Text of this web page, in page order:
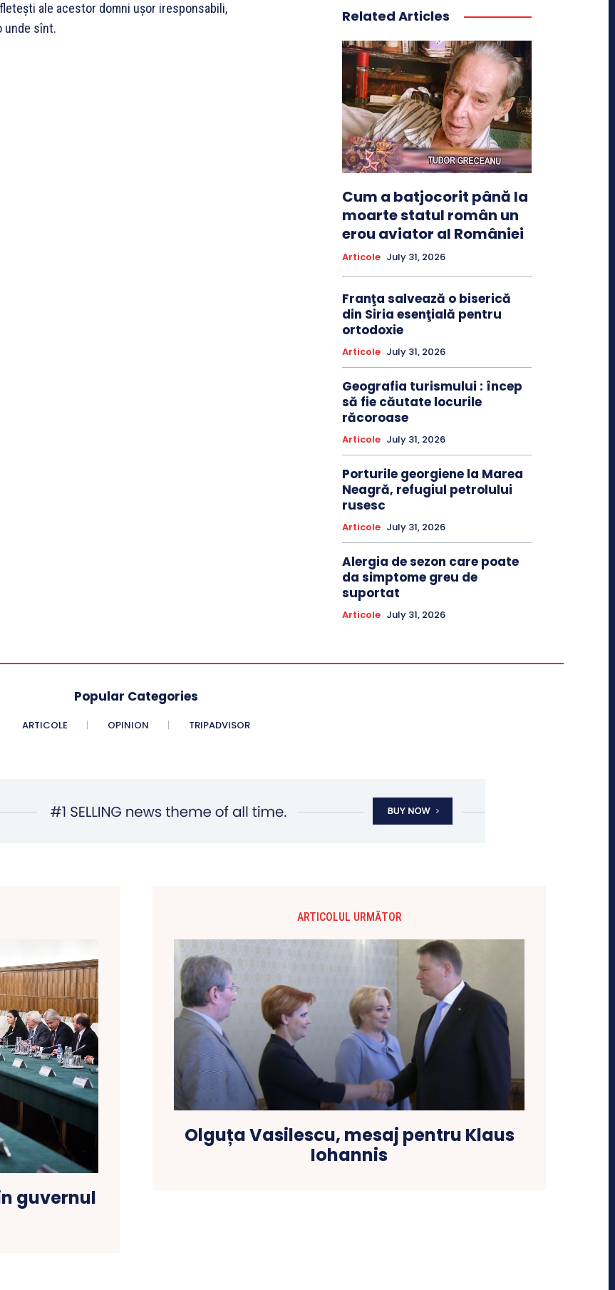
ale acestor domni ușor iresponsabili,
unde sînt.
Related Articles
Cum a batjocorit până la
moarte statul român un
erou aviator al României
Articole July 31, 2026
Franţa salvează o biserică
din Siria esenţială pentru
ortodoxie
Articole July 31, 2026
Geografia turismului : încep
să fie căutate locurile
răcoroase
Articole July 31, 2026
Porturile georgiene la Marea
Neagră, refugiul petrolului
rusesc
Articole July 31, 2026
Alergia de sezon care poate
da simptome greu de
suportat
Articole July 31, 2026
Popular Categories
ARTICOLE OPINION TRIPADVISOR
guvernul
ARTICOLUL URMĂTOR
Olguța Vasilescu, mesaj pentru Klaus
Iohannis